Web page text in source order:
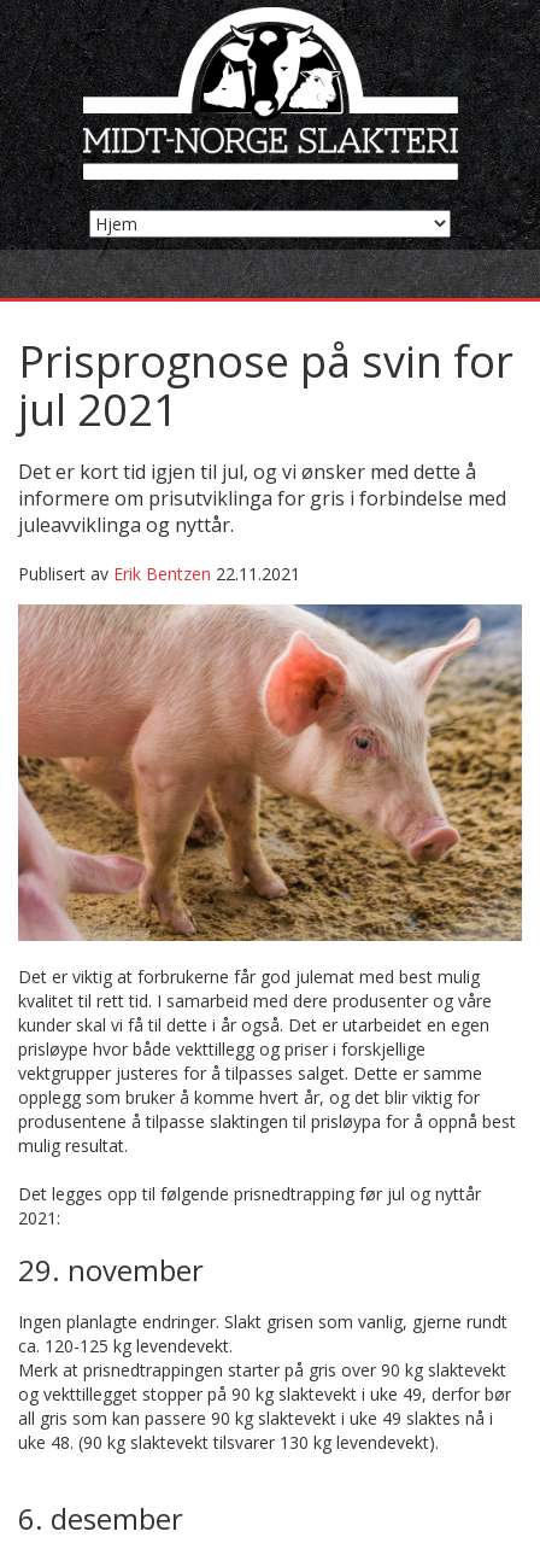
Prisprognose på svin for
jul 2021
Det er kort tid igjen til jul, og vi ønsker med dette å
informere om prisutviklinga for gris i forbindelse med
juleavviklinga og nyttår.
Publisert av Erik Bentzen 22.11.2021
Det er viktig at forbrukerne får god julemat med best mulig
kvalitet til rett tid. I samarbeid med dere produsenter og våre
kunder skal vi få til dette i år også. Det er utarbeidet en egen
prisløype hvor både vekttillegg og priser i forskjellige
vektgrupper justeres for å tilpasses salget. Dette er samme
opplegg som bruker å komme hvert år, og det blir viktig for
produsentene å tilpasse slaktingen til prisløypa for å oppnå best
mulig resultat.
Det legges opp til følgende prisnedtrapping før jul og nyttår
2021:
29. november
Ingen planlagte endringer. Slakt grisen som vanlig, gjerne rundt
ca. 120-125 kg levendevekt.
Merk at prisnedtrappingen starter på gris over 90 kg slaktevekt
og vekttillegget stopper på 90 kg slaktevekt i uke 49, derfor bør
all gris som kan passere 90 kg slaktevekt i uke 49 slaktes nå i
uke 48. (90 kg slaktevekt tilsvarer 130 kg levendevekt).
6. desember